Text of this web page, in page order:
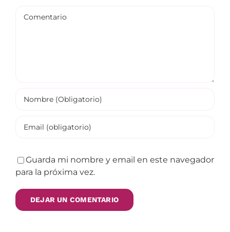
Guarda mi nombre y email en este navegador
para la próxima vez.